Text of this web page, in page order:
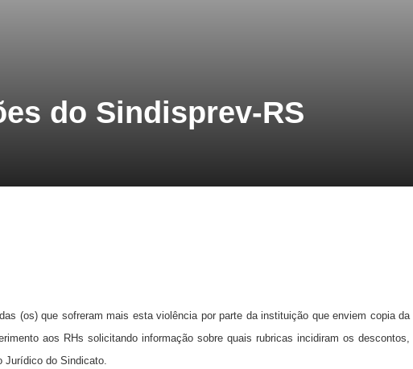
do Sindisprev-RS
(os) que sofreram mais esta violência por parte da instituição que enviem copia da
aos RHs solicitando informação sobre quais rubricas incidiram os descontos,
Jurídico do Sindicato.